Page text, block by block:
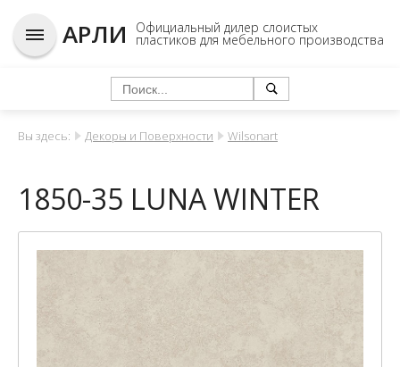
АРЛИ Официальный дилер слоистых
пластиков для мебельного производства
Вы здесь: Декоры и Поверхности Wilsonart
1850-35 LUNA WINTER